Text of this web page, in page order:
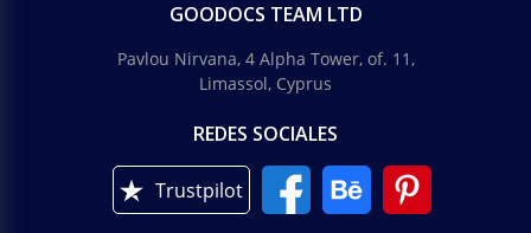
GOODOCS TEAM LTD
Pavlou Nirvana, 4 Alpha Tower, of. 11,
Limassol, Cyprus
REDES SOCIALES
Trustpilot